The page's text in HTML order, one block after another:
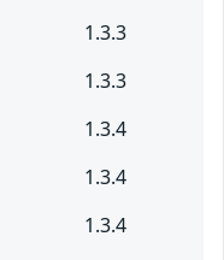
1.3.3
1.3.3
1.3.4
1.3.4
1.3.4